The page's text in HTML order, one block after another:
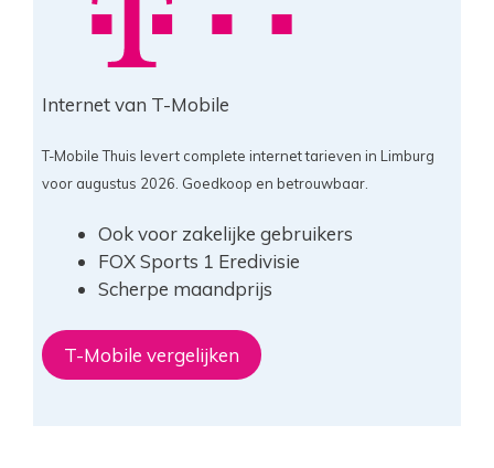
Internet van T-Mobile
T-Mobile Thuis levert complete internet tarieven in Limburg
voor augustus 2026. Goedkoop en betrouwbaar.
Ook voor zakelijke gebruikers
FOX Sports 1 Eredivisie
Scherpe maandprijs
T-Mobile vergelijken